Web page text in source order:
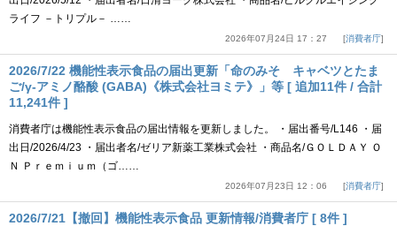
ライフ －トリプル－ ……
2026年07月24日 17：27 消費者庁
2026/7/22 機能性表示食品の届出更新「命のみそ キャベツとたま
ご/γ-アミノ酪酸 (GABA)《株式会社ヨミテ》」等 [ 追加11件 / 合計
11,241件 ]
消費者庁は機能性表示食品の届出情報を更新しました。 ・届出番号/L146 ・届
出日/2026/4/23 ・届出者名/ゼリア新薬工業株式会社 ・商品名/ＧＯＬＤＡＹ Ｏ
Ｎ Ｐｒｅｍｉｕｍ（ゴ……
2026年07月23日 12：06 消費者庁
2026/7/21【撤回】機能性表示食品 更新情報/消費者庁 [ 8件 ]